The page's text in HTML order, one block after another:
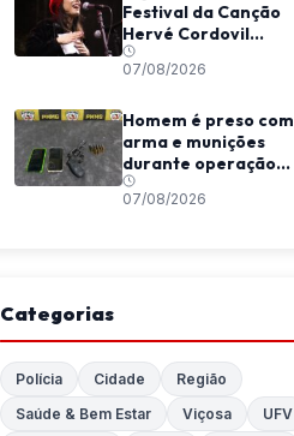
Festival da Canção
Hervé Cordovil
neste fim de semana
07/08/2026
Homem é preso com
arma e munições
durante operação
da Polícia Militar em
Araponga
07/08/2026
Categorias
Polícia Cidade
Região
Saúde & Bem Estar
Viçosa
UFV